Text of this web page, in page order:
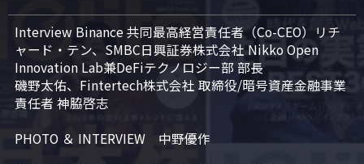
Interview Binance 共同最高経営責任者（Co-CEO）リチ
ャード・テン、SMBC日興証券株式会社 Nikko Open
Innovation Lab兼DeFiテクノロジー部 部長
磯野太佑、Fintertech株式会社 取締役/暗号資産金融事業
責任者 神脇啓志
PHOTO ＆ INTERVIEW　中野優作